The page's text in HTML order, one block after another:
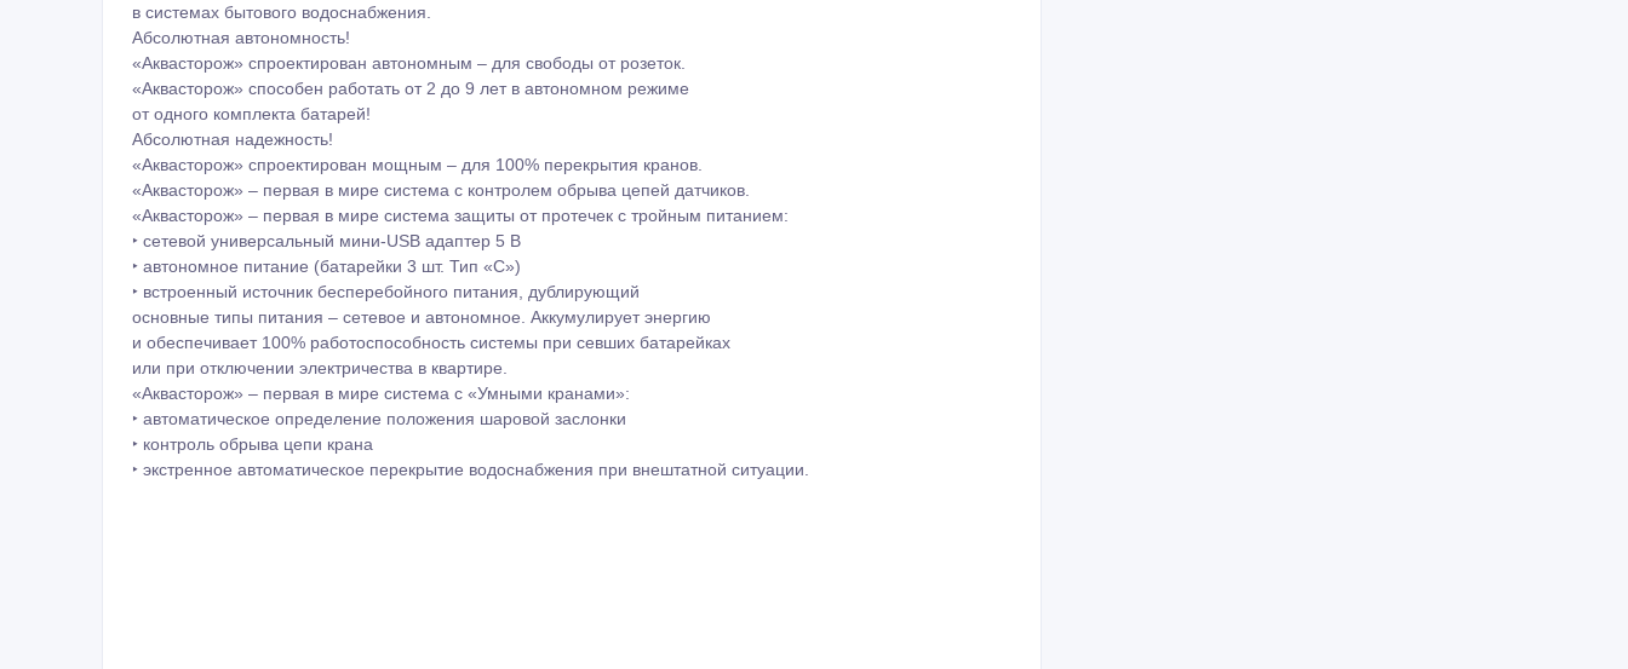
в системах бытового водоснабжения.
Абсолютная автономность!
«Аквасторож» спроектирован автономным – для свободы от розеток.
«Аквасторож» способен работать от 2 до 9 лет в автономном режиме
от одного комплекта батарей!
Абсолютная надежность!
«Аквасторож» спроектирован мощным – для 100% перекрытия кранов.
«Аквасторож» – первая в мире система с контролем обрыва цепей датчиков.
«Аквасторож» – первая в мире система защиты от протечек с тройным питанием:
‣ cетевой универсальный мини-USB адаптер 5 В
‣ автономное питание (батарейки 3 шт. Тип «С»)
‣ встроенный источник бесперебойного питания, дублирующий
основные типы питания – сетевое и автономное. Аккумулирует энергию
и обеспечивает 100% работоспособность системы при севших батарейках
или при отключении электричества в квартире.
«Аквасторож» – первая в мире система с «Умными кранами»:
‣ автоматическое определение положения шаровой заслонки
‣ контроль обрыва цепи крана
‣ экстренное автоматическое перекрытие водоснабжения при внештатной ситуации.